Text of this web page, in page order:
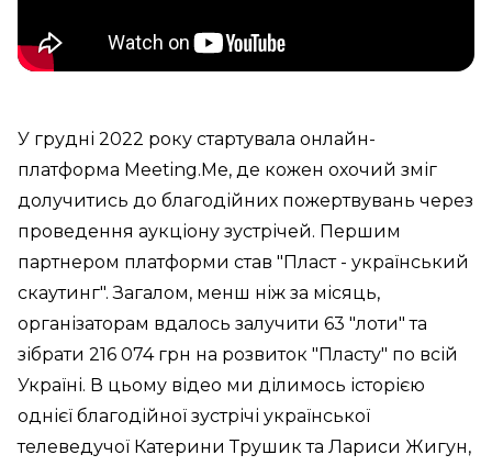
У грудні 2022 року стартувала онлайн-
платформа Meeting.Me, де кожен охочий зміг
долучитись до благодійних пожертвувань через
проведення аукціону зустрічей. Першим
партнером платформи став "Пласт - український
скаутинг". Загалом, менш ніж за місяць,
організаторам вдалось залучити 63 "лоти" та
зібрати 216 074 грн на розвиток "Пласту" по всій
Україні. В цьому відео ми ділимось історією
однієї благодійної зустрічі української
телеведучої Катерини Трушик та Лариси Жигун,